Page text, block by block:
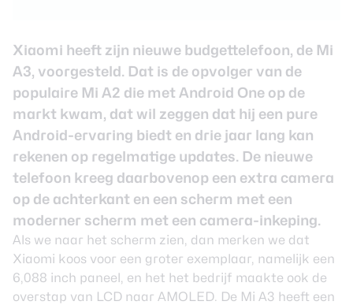
Xiaomi heeft zijn nieuwe budgettelefoon, de Mi
A3, voorgesteld. Dat is de opvolger van de
populaire Mi A2 die met Android One op de
markt kwam, dat wil zeggen dat hij een pure
Android-ervaring biedt en drie jaar lang kan
rekenen op regelmatige updates. De nieuwe
telefoon kreeg daarbovenop een extra camera
op de achterkant en een scherm met een
moderner scherm met een camera-inkeping.
Als we naar het scherm zien, dan merken we dat
Xiaomi koos voor een groter exemplaar, namelijk een
6,088 inch paneel, en het het bedrijf maakte ook de
overstap van LCD naar AMOLED. De Mi A3 heeft een